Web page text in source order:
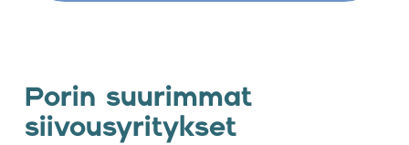
Porin suurimmat
siivousyritykset